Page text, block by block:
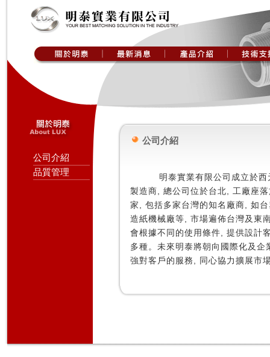
公司介紹
品質管理
公司介紹
明泰實業有限公司成立於
製造商, 總公司位於台北, 工廠座
家, 包括多家台灣的知名廠商, 如
造紙機械廠等, 市場遍佈台灣及東
會根據不同的使用條件, 提供設計
多種。未來明泰將朝向國際化及
強對客戶的服務, 同心協力擴展市